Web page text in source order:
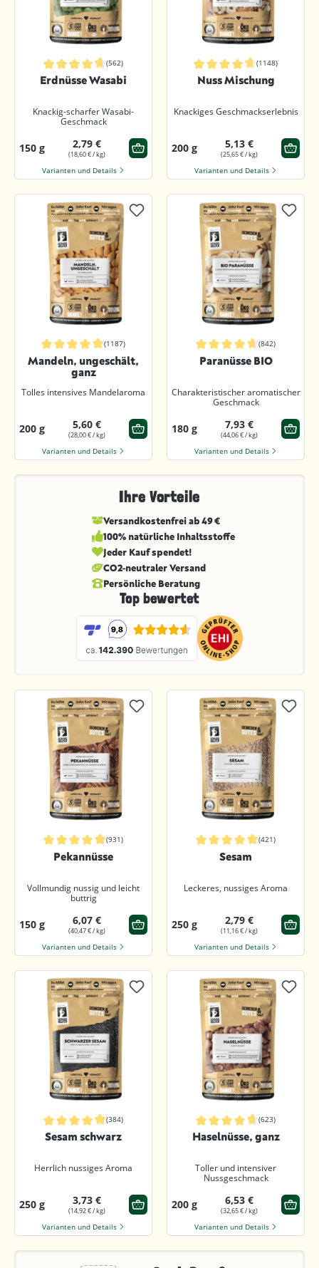
Durchschnittliche Bewertung von 4.7 von 5 Sternen
(562)
Erdnüsse Wasabi
Knackig-scharfer Wasabi-
Geschmack
150 g 2,79 €
(18,60 € / kg)
Varianten und Details
Durchschnittliche Bewertung von
(1148)
Nuss Mischung
Knackiges Geschmackserlebnis
200 g 5,13 €
(25,65 € / kg)
Varianten und Details
Durchschnittliche Bewertung von 4.9 von 5 Sternen
(1187)
Mandeln, ungeschält,
ganz
Tolles intensives Mandelaroma
200 g 5,60 €
(28,00 € / kg)
Varianten und Details
Durchschnittliche Bewertung von
(842)
Paranüsse BIO
Charakteristischer aromatischer
Geschmack
180 g 7,93 €
(44,06 € / kg)
Varianten und Details
Ihre Vorteile
Versandkostenfrei ab 49 €
100% natürliche Inhaltsstoffe
Jeder Kauf spendet!
CO2-neutraler Versand
Persönliche Beratung
Top bewertet
Durchschnittliche Bewertung von 4.9 von 5 Sternen
(931)
Pekannüsse
Vollmundig nussig und leicht
buttrig
150 g 6,07 €
(40,47 € / kg)
Varianten und Details
Durchschnittliche Bewertung von
(421)
Sesam
Leckeres, nussiges Aroma
250 g 2,79 €
(11,16 € / kg)
Varianten und Details
Durchschnittliche Bewertung von 4.9 von 5 Sternen
(384)
Sesam schwarz
Herrlich nussiges Aroma
250 g 3,73 €
(14,92 € / kg)
Varianten und Details
Durchschnittliche Bewertung von
(623)
Haselnüsse, ganz
Toller und intensiver
Nussgeschmack
200 g 6,53 €
(32,65 € / kg)
Varianten und Details